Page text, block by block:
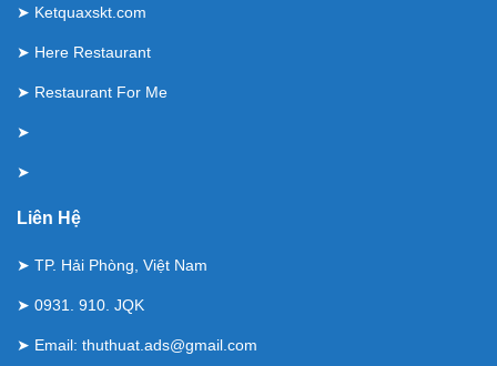
➤ Ketquaxskt.com
➤ Here Restaurant
➤ Restaurant For Me
➤
➤
Liên Hệ
➤ TP. Hải Phòng, Việt Nam
➤ 0931. 910. JQK
➤ Email: thuthuat.ads@gmail.com